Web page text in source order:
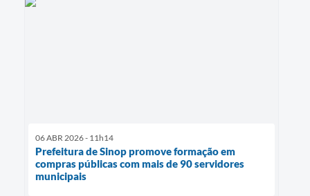
06 ABR 2026 - 11h14
Prefeitura de Sinop promove formação em
compras públicas com mais de 90 servidores
municipais